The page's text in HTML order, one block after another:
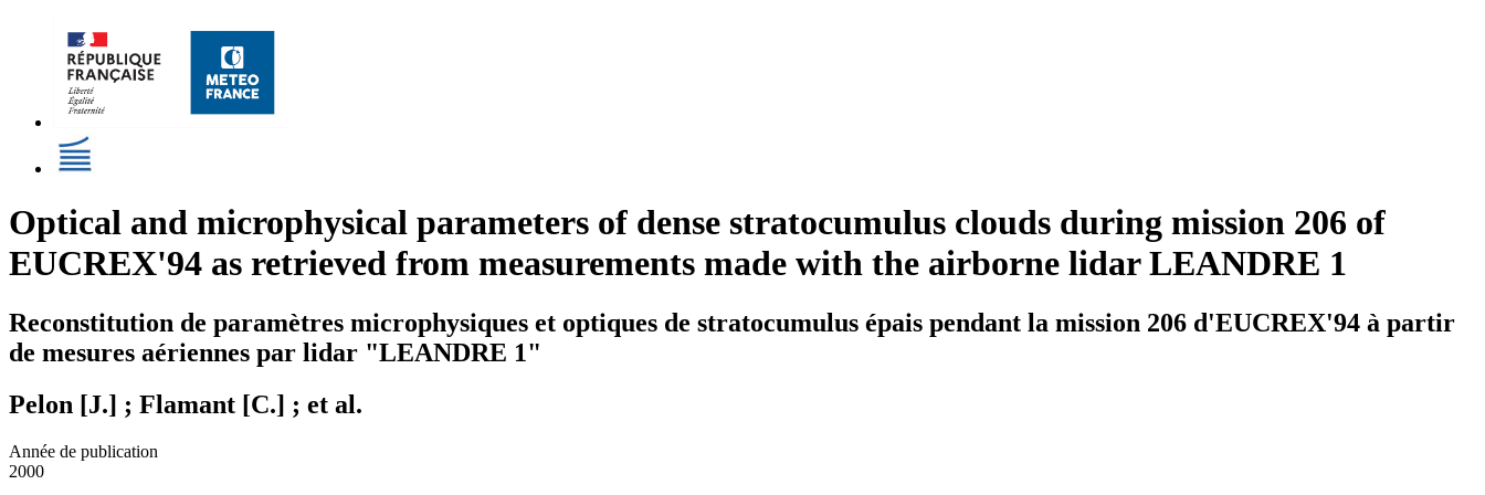
Optical and microphysical parameters of dense stratocumulus clouds during mission 206 of
EUCREX'94 as retrieved from measurements made with the airborne lidar LEANDRE 1
Reconstitution de paramètres microphysiques et optiques de stratocumulus épais pendant la mission 206 d'EUCREX'94 à partir
de mesures aériennes par lidar "LEANDRE 1"
Pelon [J.] ; Flamant [C.] ; et al.
Année de publication
2000